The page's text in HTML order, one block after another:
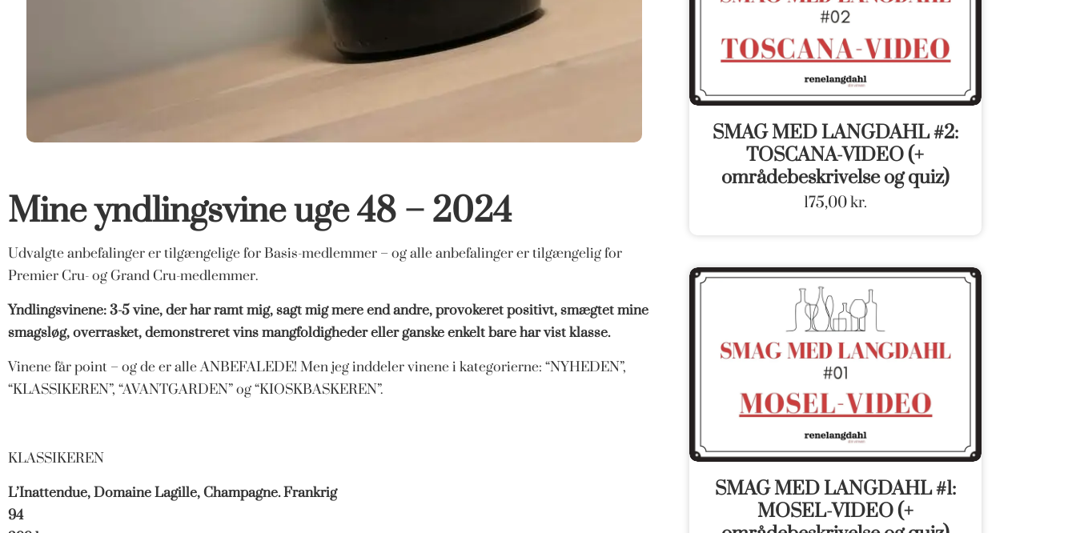
Mine yndlingsvine uge 48 – 2024
Udvalgte anbefalinger er tilgængelige for Basis-medlemmer – og alle anbefalinger er tilgængelig for
Premier Cru- og Grand Cru-medlemmer.
Yndlingsvinene: 3-5 vine, der har ramt mig, sagt mig mere end andre, provokeret positivt, smægtet mine
smagsløg, overrasket, demonstreret vins mangfoldigheder eller ganske enkelt bare har vist klasse.
Vinene får point – og de er alle ANBEFALEDE! Men jeg inddeler vinene i kategorierne: “NYHEDEN”,
“KLASSIKEREN”, “AVANTGARDEN” og “KIOSKBASKEREN”.
KLASSIKEREN
L’Inattendue, Domaine Lagille, Champagne. Frankrig
94
SMAG MED LANGDAHL #2:
TOSCANA-VIDEO (+
områdebeskrivelse og quiz)
175,00kr.
SMAG MED LANGDAHL #1:
MOSEL-VIDEO (+